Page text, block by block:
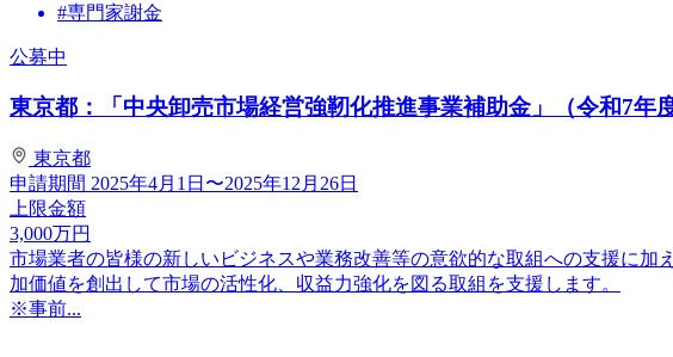
#専門家謝金
公募中
東京都：「中央卸売市場経営強靭化推進事業補助金」（令和7年度
東京都
申請期間 2025年4月1日〜2025年12月26日
上限金額
3,000万円
市場業者の皆様の新しいビジネスや業務改善等の意欲的な取組への支援に
加価値を創出して市場の活性化、収益力強化を図る取組を支援します。
※事前...